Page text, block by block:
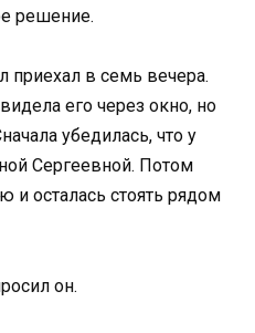
решение.
в семь вечера.
его через окно, но
убедилась, что у
Сергеевной. Потом
и осталась стоять рядом
он.